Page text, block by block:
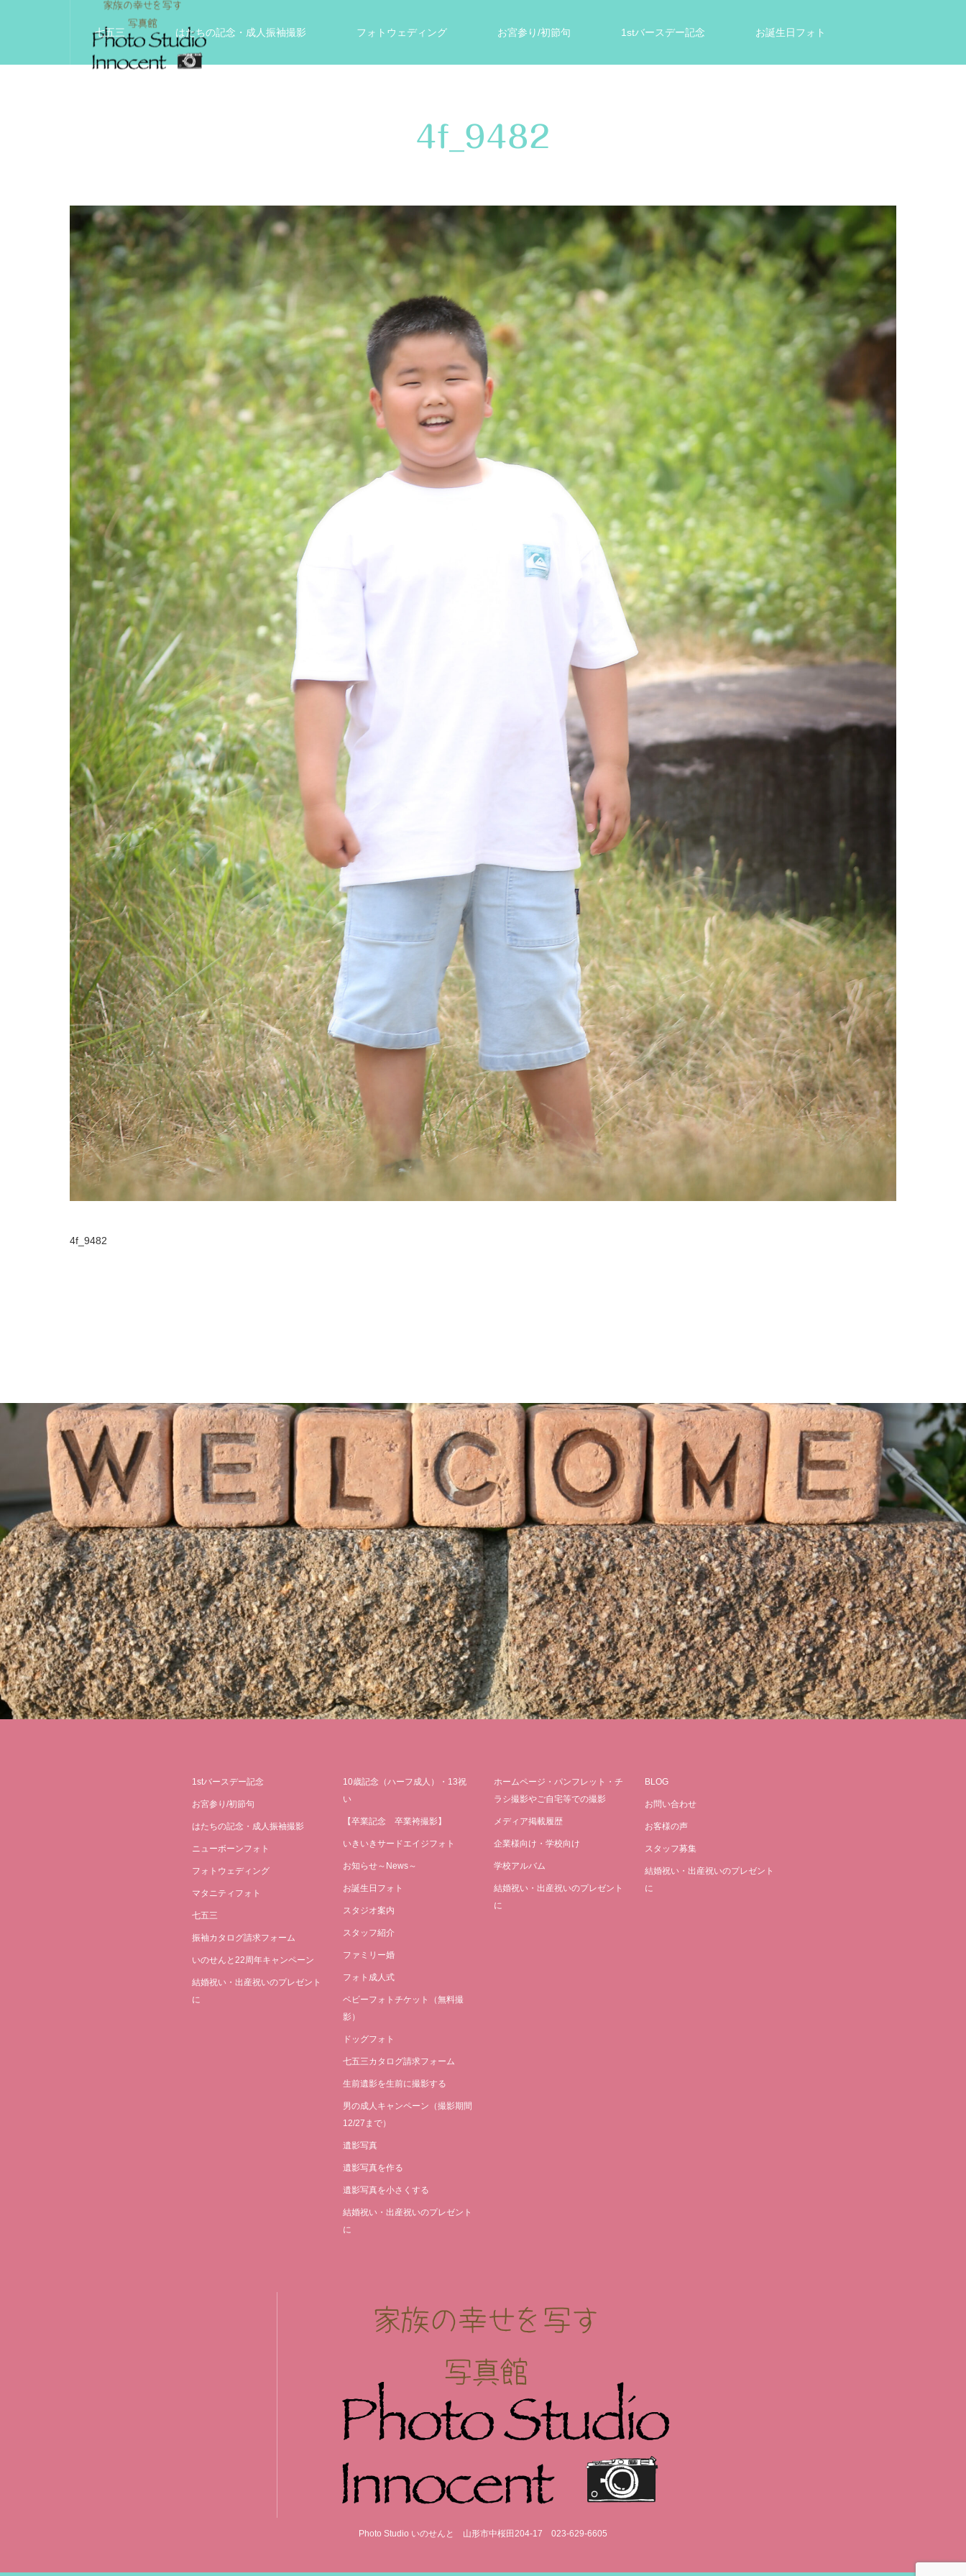
七五三 はたちの記念・成人振袖撮影 フォトウェディング お宮参り/初節句 1stバースデー記念 お誕生日フォト
4f_9482
4f_9482
1stバースデー記念
お宮参り/初節句
はたちの記念・成人振袖撮影
ニューボーンフォト
フォトウェディング
マタニティフォト
七五三
振袖カタログ請求フォーム
いのせんと22周年キャンペーン
結婚祝い・出産祝いのプレゼント
に
10歳記念（ハーフ成人）・13祝
い
【卒業記念 卒業袴撮影】
いきいきサードエイジフォト
お知らせ～News～
お誕生日フォト
スタジオ案内
スタッフ紹介
ファミリー婚
フォト成人式
ベビーフォトチケット（無料撮
影）
ドッグフォト
七五三カタログ請求フォーム
生前遺影を生前に撮影する
男の成人キャンペーン（撮影期間
12/27まで）
遺影写真
遺影写真を作る
遺影写真を小さくする
結婚祝い・出産祝いのプレゼント
に
ホームページ・パンフレット・チ
ラシ撮影やご自宅等での撮影
メディア掲載履歴
企業様向け・学校向け
学校アルバム
結婚祝い・出産祝いのプレゼント
に
BLOG
お問い合わせ
お客様の声
スタッフ募集
結婚祝い・出産祝いのプレゼント
に
Photo Studio いのせんと 山形市中桜田204-17 023-629-6605